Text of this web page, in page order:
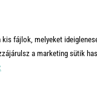
fájlok, melyeket
a marketing sütik